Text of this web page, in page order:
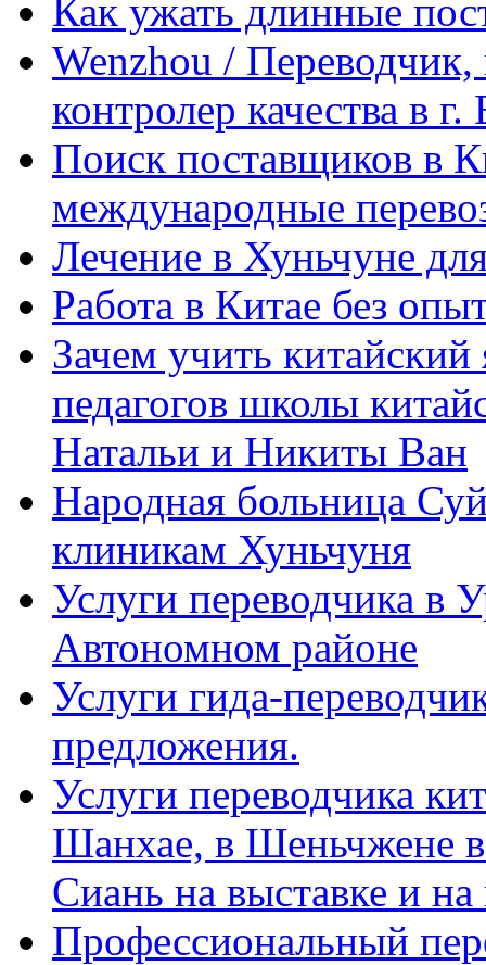
Как ужать длинные
Wenzhou / Переводчик,
контролер качества в
Поиск поставщиков в
международные
Лечение в Хуньчуне
Работа в Китае без
Зачем учить
педагогов школы
Натальи и Никиты Ван
Народная больница
клиникам Хуньчуня
Услуги переводчика в
Автономном районе
Услуги гида-
предложения.
Услуги переводчика
Шанхае, в Шеньчжене
Сиань на выставке и
Профессиональный